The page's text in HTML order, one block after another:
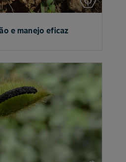
e manejo eficaz